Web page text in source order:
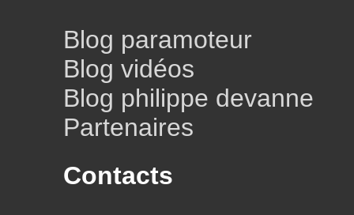
Blog paramoteur
Blog vidéos
Blog philippe devanne
Partenaires
Contacts